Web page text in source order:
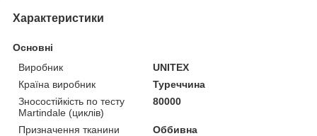
Характеристики
Основні
Виробник
UNITEX
Країна виробник
Туреччина
Зносостійкість по тесту
Martindale (циклів)
80000
Призначення тканини
Оббивна